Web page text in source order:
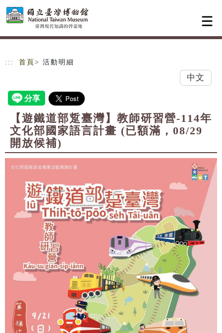
跳到主要內容
網站導覽
::: 首頁 > 活動明細
中文
【遊鐵道部踅臺灣】教師研習營-114年
文化部國家語言計畫 (已額滿，08/29
開放候補)